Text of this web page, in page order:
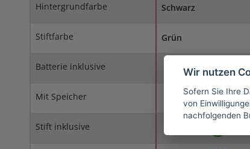
Hintergrundfarbe Schwarz
Stiftfarbe Grün
Batterie inklusive
Mit Speicher
Stift inklusive
Wir nutzen
Sofern Sie Ihre
von
nachfolgenden